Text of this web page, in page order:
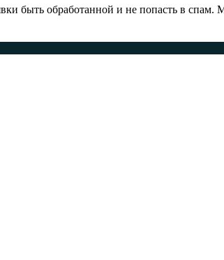
быть обработанной и не попасть в спам.